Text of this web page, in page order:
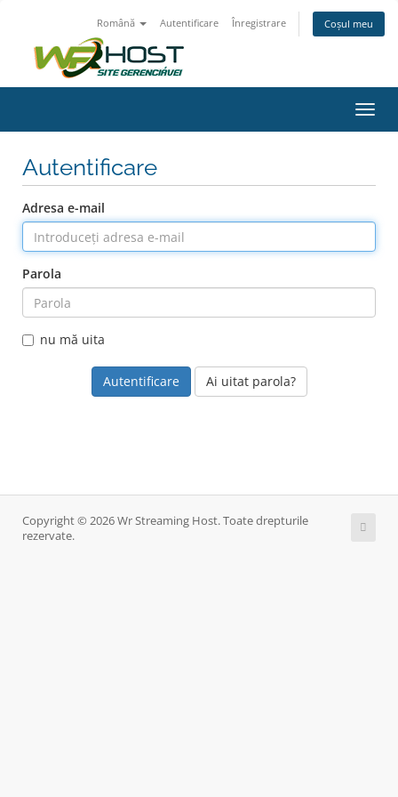
Română Autentificare Înregistrare Coșul meu
Autentificare
Adresa e-mail
Parola
nu mă uita
Ai uitat parola?
Copyright © 2026 Wr Streaming Host. Toate drepturile
rezervate.